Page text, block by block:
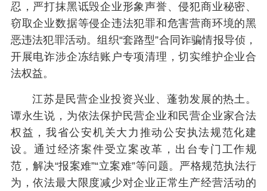
忍，严打抹黑诋毁企业形象声誉、侵犯商业秘密、
窃取企业数据等侵企违法犯罪和危害营商环境的黑
恶违法犯罪活动。组织“套路型”合同诈骗情报导侦，
开展电诈涉企冻结账户专项清理，切实维护企业合
法权益。
江苏是民营企业投资兴业、蓬勃发展的热土。
谭永生说，为依法保护民营企业和民营企业家合法
权益，我省公安机关大力推动公安执法规范化建
设。通过经济案件受立案改革，出台专门工作规
范，解决“报案难”“立案难”等问题。严格规范执法行
为，依法最大限度减少对企业正常生产经营活动的